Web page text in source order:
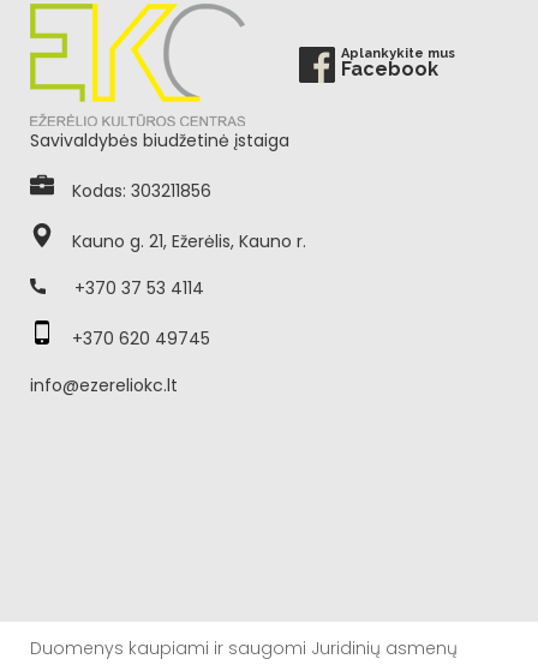
Aplankykite mus
Facebook
Savivaldybės biudžetinė įstaiga
Kodas: 303211856
Kauno g. 21, Ežerėlis, Kauno r.
+370 37 53 4114
+370 620 49745
info@ezereliokc.lt
Duomenys kaupiami ir saugomi Juridinių asmenų